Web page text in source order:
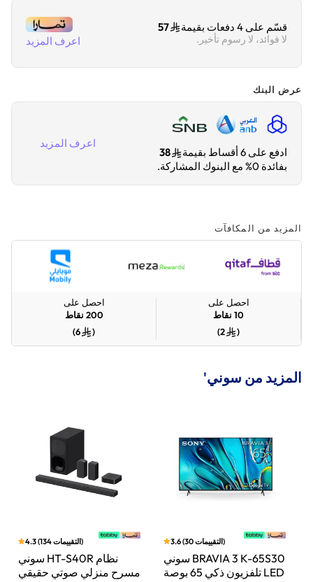
قسّم على 4 دفعات بقيمة 57
لا فوائد، لا رسوم تأخير. اعرف المزيد
عرض البنك
ادفع على 6 أقساط بقيمة
38
بفائدة 0% مع البنوك المشاركة.
اعرف المزيد
المزيد من المكافآت
احصل على
10 نقاط
(
2
)
احصل على
200 نقاط
(
6
)
المزيد من سوني'
4.3(134التقييمات)
سوني HT-S40R نظام
مسرح منزلي صوتي حقيقي
3.6(30التقييمات)
سوني BRAVIA 3 K-65S30
تلفزيون ذكي 65 بوصة LED